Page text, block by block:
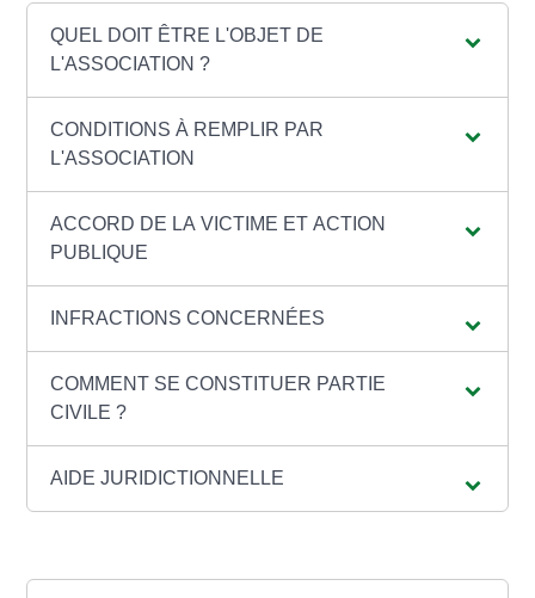
QUEL DOIT ÊTRE L'OBJET DE
L'ASSOCIATION ?
CONDITIONS À REMPLIR PAR
L'ASSOCIATION
ACCORD DE LA VICTIME ET ACTION
PUBLIQUE
INFRACTIONS CONCERNÉES
COMMENT SE CONSTITUER PARTIE
CIVILE ?
AIDE JURIDICTIONNELLE